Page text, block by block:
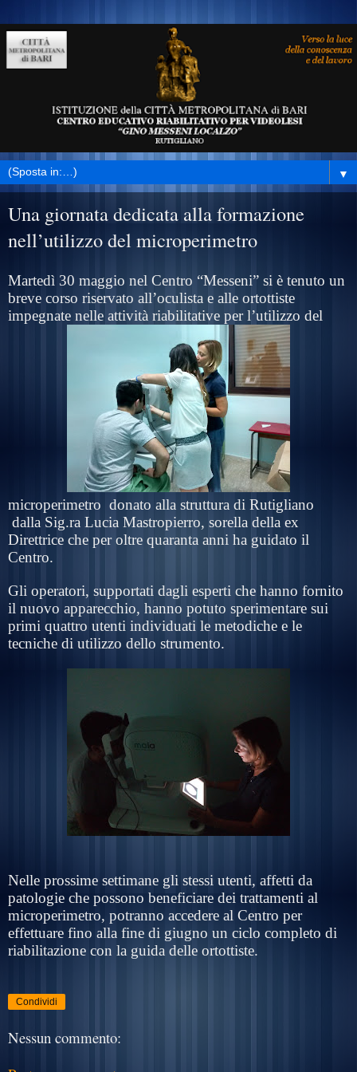
▼
Una giornata dedicata alla formazione
nell’utilizzo del microperimetro
Martedì 30 maggio nel Centro “Messeni” si è tenuto un
breve corso riservato all’oculista e alle ortottiste
impegnate nelle attività riabilitative per l’utilizzo del
microperimetro donato alla struttura di Rutigliano
dalla Sig.ra Lucia Mastropierro, sorella della ex
Direttrice che per oltre quaranta anni ha guidato il
Centro.
Gli operatori, supportati dagli esperti che hanno fornito
il nuovo apparecchio, hanno potuto sperimentare sui
primi quattro utenti individuati le metodiche e le
tecniche di utilizzo dello strumento.
Nelle prossime settimane gli stessi utenti, affetti da
patologie che possono beneficiare dei trattamenti al
microperimetro, potranno accedere al Centro per
effettuare fino alla fine di giugno un ciclo completo di
riabilitazione con la guida delle ortottiste.
Condividi
Nessun commento: